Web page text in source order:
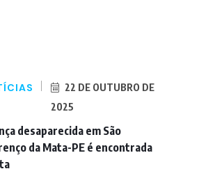
22 DE OUTUBRO DE
2025
desaparecida em São
da Mata-PE é encontrada